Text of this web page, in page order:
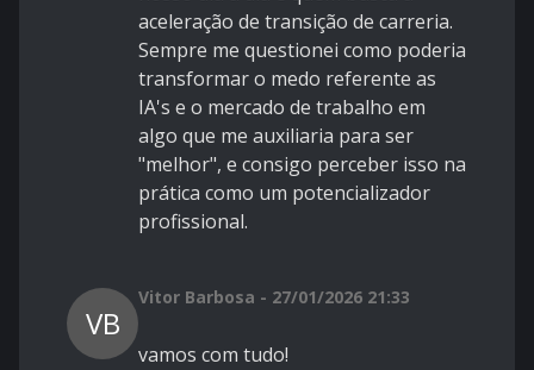
aceleração de transição de carreria.
Sempre me questionei como poderia
transformar o medo referente as
IA's e o mercado de trabalho em
algo que me auxiliaria para ser
"melhor", e consigo perceber isso na
prática como um potencializador
profissional.
VB
Vitor Barbosa - 27/01/2026 21:33
vamos com tudo!